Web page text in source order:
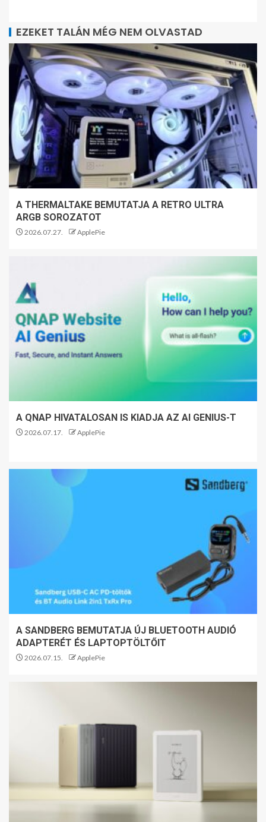
EZEKET TALÁN MÉG NEM OLVASTAD
A THERMALTAKE BEMUTATJA A RETRO ULTRA
ARGB SOROZATOT
2026.07.27. ApplePie
A QNAP HIVATALOSAN IS KIADJA AZ AI GENIUS-T
2026.07.17. ApplePie
A SANDBERG BEMUTATJA ÚJ BLUETOOTH AUDIÓ
ADAPTERÉT ÉS LAPTOPTÖLTŐIT
2026.07.15. ApplePie